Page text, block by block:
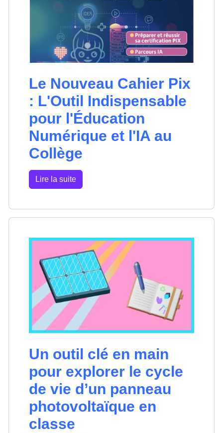
Le Nouveau Cahier Pix
: L'Outil Indispensable
pour l'Éducation
Numérique et l'IA au
Collège
Lire la suite
Un outil clé en main
pour explorer le cycle
de vie d’un panneau
photovoltaïque en
classe